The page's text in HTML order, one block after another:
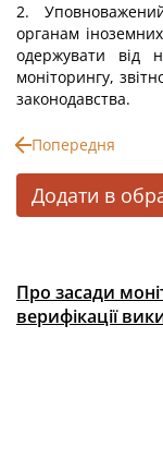
2.
органам
одержувати від
моніторингу,
законодавства.
Попередня
Додати в
Про засади
верифікації